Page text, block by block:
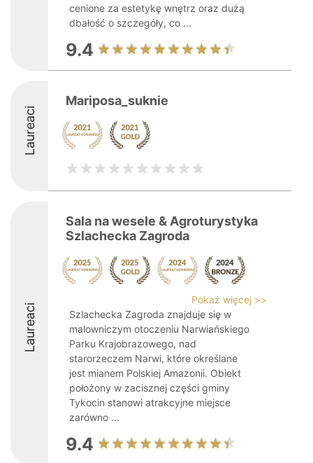
cenione za estetykę wnętrz oraz dużą
dbałość o szczegóły, co ...
9.4
Laureaci
Mariposa_suknie
Laureaci
Sala na wesele & Agroturystyka
Szlachecka Zagroda
Pokaż więcej >>
Szlachecka Zagroda znajduje się w
malowniczym otoczeniu Narwiańskiego
Parku Krajobrazowego, nad
starorzeczem Narwi, które określane
jest mianem Polskiej Amazonii. Obiekt
położony w zacisznej części gminy
Tykocin stanowi atrakcyjne miejsce
zarówno ...
9.4